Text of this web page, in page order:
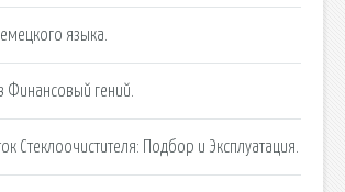
языка.
Финансовый гений.
Стеклоочистителя: Подбор и Эксплуатация.